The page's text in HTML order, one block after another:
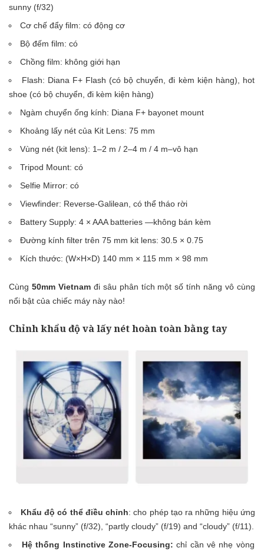
sunny (f/32)
Cơ chế đẩy film: có động cơ
Bộ đếm film: có
Chồng film: không giới hạn
Flash: Diana F+ Flash (có bộ chuyển, đi kèm kiện hàng), hot
shoe (có bộ chuyển, đi kèm kiện hàng)
Ngàm chuyển ống kính: Diana F+ bayonet mount
Khoảng lấy nét của Kit Lens: 75 mm
Vùng nét (kit lens): 1–2 m / 2–4 m / 4 m–vô hạn
Tripod Mount: có
Selfie Mirror: có
Viewfinder: Reverse-Galilean, có thể tháo rời
Battery Supply: 4 × AAA batteries —không bán kèm
Đường kính filter trên 75 mm kit lens: 30.5 × 0.75
Kích thước: (W×H×D) 140 mm × 115 mm × 98 mm
Cùng 50mm Vietnamđi sâu phân tích một số tính năng vô cùng
nổi bật của chiếc máy này nào!
Chỉnh khẩu độ và lấy nét hoàn toàn bằng tay
Khẩu độ có thể điều chỉnh: cho phép tạo ra những hiệu ứng
khác nhau “sunny” (f/32), “partly cloudy” (f/19) and “cloudy” (f/11).
Hệ thống Instinctive Zone-Focusing:chỉ cần vê nhẹ vòng